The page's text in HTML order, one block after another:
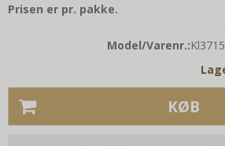
Prisen er pr. pakke.
Model/Varenr.:
KØB